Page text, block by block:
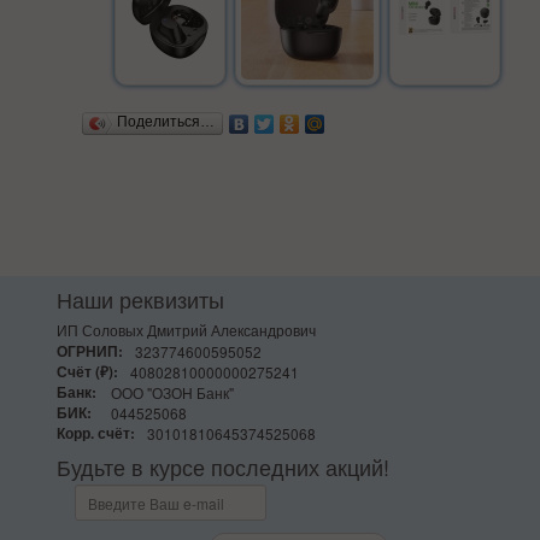
Поделиться…
Наши реквизиты
ИП Соловых Дмитрий Александрович
ОГРНИП:
323774600595052
Счёт (₽):
40802810000000275241
Банк:
ООО "ОЗОН Банк"
БИК:
044525068
Корр. счёт:
30101810645374525068
Будьте в курсе последних акций!